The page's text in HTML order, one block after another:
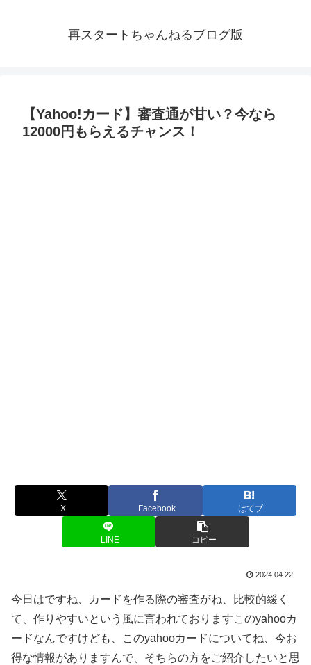
再スタートちゃんねるブログ版
【Yahoo!カード】審査通が甘い？今なら
12000円もらえるチャンス！
X Facebook はてブ
LINE コピー
2024.04.22
今日はですね、カードを作る際の審査がね、比較的緩く
て、作りやすいという風に言われておりますこのyahooカ
ードなんですけども、このyahooカードについてね、今お
得な情報がありますんで、そちらの方をご紹介したいと思